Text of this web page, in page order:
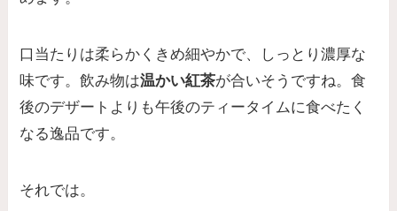
口当たりは柔らかくきめ細やかで、しっとり濃厚な
味です。飲み物は温かい紅茶が合いそうですね。食
後のデザートよりも午後のティータイムに食べたく
なる逸品です。
それでは。